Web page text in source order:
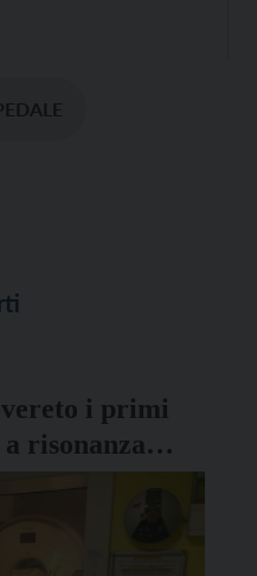
i primi
risonanza
con stress